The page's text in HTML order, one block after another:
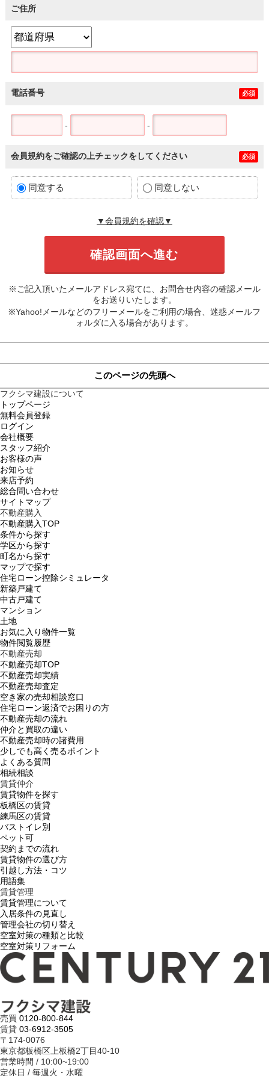
ご住所
電話番号 必須
- -
会員規約をご確認の上チェックをしてください 必須
同意する 同意しない
▼会員規約を確認▼
※ご記入頂いたメールアドレス宛てに、お問合せ内容の確認メール
をお送りいたします。
※Yahoo!メールなどのフリーメールをご利用の場合、迷惑メールフ
ォルダに入る場合があります。
このページの先頭へ
フクシマ建設について
トップページ
無料会員登録
ログイン
会社概要
スタッフ紹介
お客様の声
お知らせ
来店予約
総合問い合わせ
サイトマップ
不動産購入
不動産購入TOP
条件から探す
学区から探す
町名から探す
マップで探す
住宅ローン控除シミュレータ
新築戸建て
中古戸建て
マンション
土地
お気に入り物件一覧
物件閲覧履歴
不動産売却
不動産売却TOP
不動産売却実績
不動産売却査定
空き家の売却相談窓口
住宅ローン返済でお困りの方
不動産売却の流れ
仲介と買取の違い
不動産売却時の諸費用
少しでも高く売るポイント
よくある質問
相続相談
賃貸仲介
賃貸物件を探す
板橋区の賃貸
練馬区の賃貸
バストイレ別
ペット可
契約までの流れ
賃貸物件の選び方
引越し方法・コツ
用語集
賃貸管理
賃貸管理について
入居条件の見直し
管理会社の切り替え
空室対策の種類と比較
空室対策リフォーム
売買 0120-800-844
賃貸 03-6912-3505
〒174-0076
東京都板橋区上板橋2丁目40-10
営業時間 / 10:00~19:00
定休日 / 毎週火・水曜